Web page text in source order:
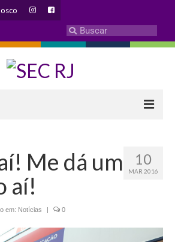
– Comissão Eleitoral 10
MAR 2016
Me dá um
aí!
em: Notícias | 0